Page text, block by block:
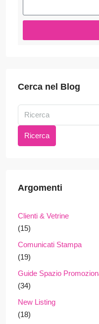
Cerca nel Blog
Ricerca
Argomenti
Clienti & Vetrine
(15)
Comunicati Stampa
(19)
Guide Spazio
(34)
New Listing
(18)